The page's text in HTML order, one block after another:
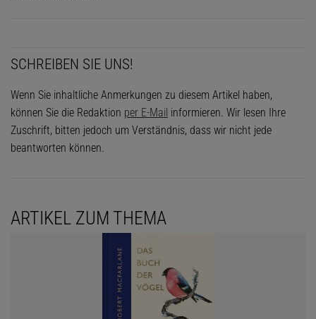
SCHREIBEN SIE UNS!
Wenn Sie inhaltliche Anmerkungen zu diesem Artikel haben,
können Sie die Redaktion per E-Mail informieren. Wir lesen Ihre
Zuschrift, bitten jedoch um Verständnis, dass wir nicht jede
beantworten können.
ARTIKEL ZUM THEMA